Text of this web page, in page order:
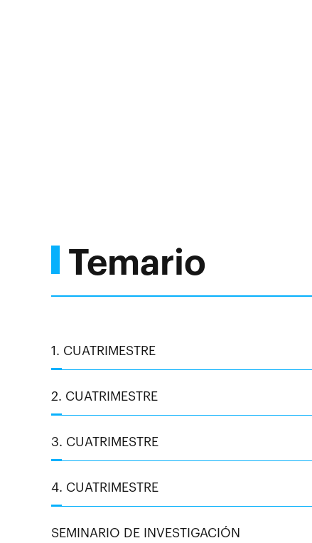
Temario
1. CUATRIMESTRE
2. CUATRIMESTRE
3. CUATRIMESTRE
4. CUATRIMESTRE
SEMINARIO DE INVESTIGACIÓN